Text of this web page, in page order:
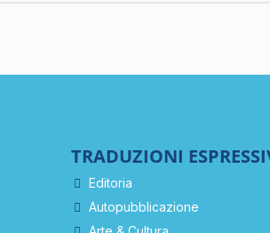
TRADUZIONI
Editoria
Autopubblicazione